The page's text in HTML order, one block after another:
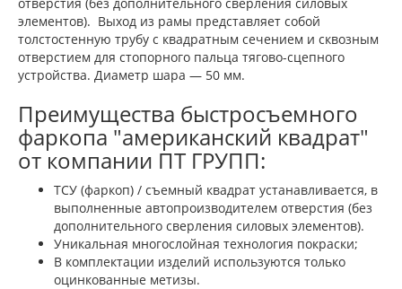
элементов). Выход из рамы представляет собой
толстостенную трубу с квадратным сечением и сквозным
отверстием для стопорного пальца тягово-сцепного
устройства. Диаметр шара — 50 мм.
Преимущества быстросъемного
фаркопа "американский квадрат"
от компании ПТ ГРУПП:
ТСУ (фаркоп) / съемный квадрат устанавливается, в
выполненные автопроизводителем отверстия (без
дополнительного сверления силовых элементов).
Уникальная многослойная технология покраски;
В комплектации изделий используются только
оцинкованные метизы.